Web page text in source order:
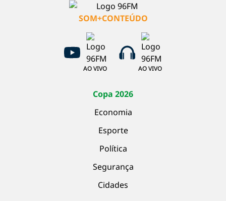
SOM+CONTEÚDO
AO VIVO AO VIVO
Copa 2026
Economia
Esporte
Política
Segurança
Cidades